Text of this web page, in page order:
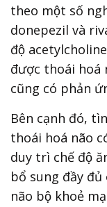
theo một số
donepezil và
độ
được thoái hoá
cũng có phản
Bên cạnh đó,
thoái hoá não
duy trì chế độ
bổ sung đầy
não bộ khoẻ